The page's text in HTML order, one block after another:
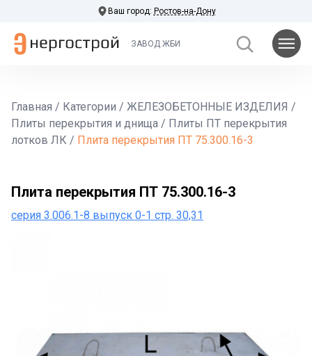
Ваш город: Ростов-на-Дону
ЗАВОД ЖБИ
Главная / Категории / ЖЕЛЕЗОБЕТОННЫЕ ИЗДЕЛИЯ /
Плиты перекрытия и днища / Плиты ПТ перекрытия
лотков ЛК / Плита перекрытия ПТ 75.300.16-3
Плита перекрытия ПТ 75.300.16-3
серия 3.006.1-8 выпуск 0-1 стр. 30,31